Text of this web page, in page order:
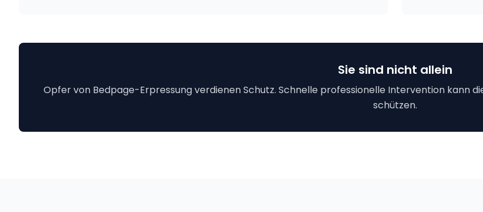
Sie sind nicht allein
Opfer von Bedpage-Erpressung verdienen Schutz. Schnelle professionelle Intervention kann
schützen.